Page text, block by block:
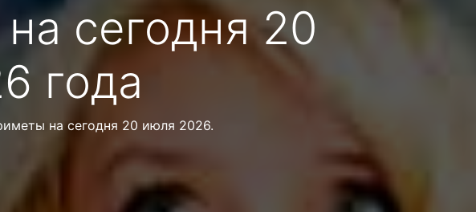
сегодня 20
года
на сегодня 20 июля 2026.